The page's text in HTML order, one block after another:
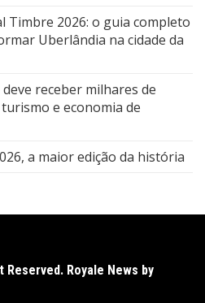
Timbre 2026: o guia completo
Uberlândia na cidade da
receber milhares de
e economia de
a maior edição da história
Royale News by